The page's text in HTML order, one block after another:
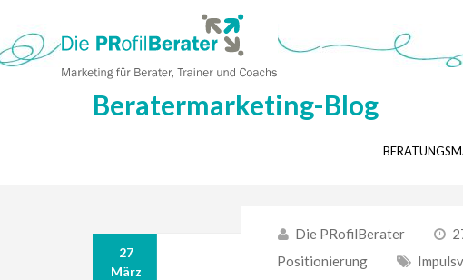
Beratermarketing-Blog
27
März
Die PRofilBerater
Positionierung